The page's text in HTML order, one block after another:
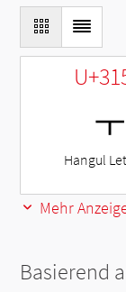
ㅜ
Hangul
Mehr
Basierend